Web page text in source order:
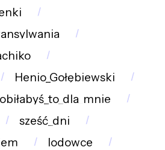
Henio_Gołębiewski
sześć_dni
lodowce